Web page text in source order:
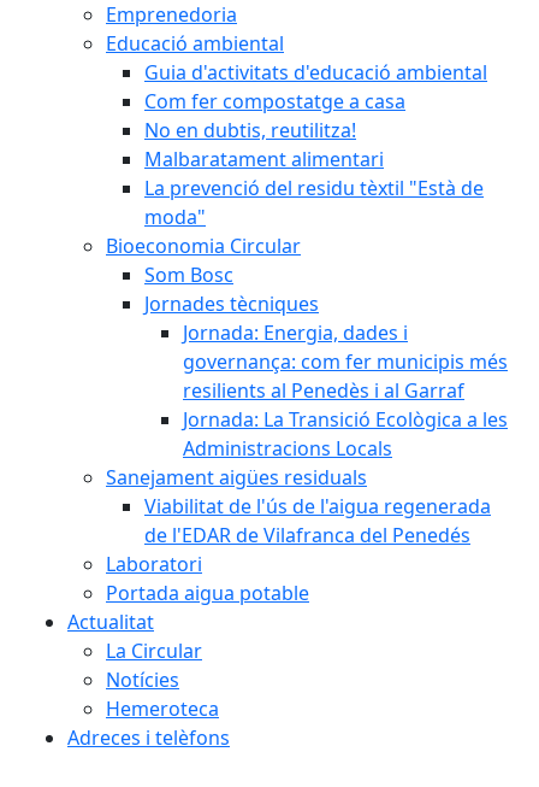
Emprenedoria
Educació ambiental
Guia d'activitats d'educació ambiental
Com fer compostatge a casa
No en dubtis, reutilitza!
Malbaratament alimentari
La prevenció del residu tèxtil "Està de
moda"
Bioeconomia Circular
Som Bosc
Jornades tècniques
Jornada: Energia, dades i
governança: com fer municipis més
resilients al Penedès i al Garraf
Jornada: La Transició Ecològica a les
Administracions Locals
Sanejament aigües residuals
Viabilitat de l'ús de l'aigua regenerada
de l'EDAR de Vilafranca del Penedés
Laboratori
Portada aigua potable
Actualitat
La Circular
Notícies
Hemeroteca
Adreces i telèfons